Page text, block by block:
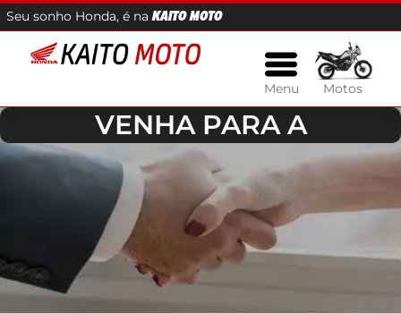
Seu sonho Honda, é naKAITO MOTO
Menu Motos
VENHA PARA A